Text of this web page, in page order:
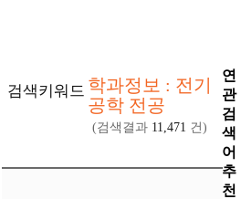
검색키워드 학과정보 : 전기
공학 전공
(검색결과 11,471 건)
연
관
검
색
어
추
천